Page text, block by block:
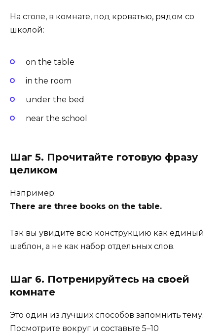
На столе, в комнате, под кроватью, рядом со
школой:
on the table
in the room
under the bed
near the school
Шаг 5. Прочитайте готовую фразу
целиком
Например:
There are three books on the table.
Так вы увидите всю конструкцию как единый
шаблон, а не как набор отдельных слов.
Шаг 6. Потренируйтесь на своей
комнате
Это один из лучших способов запомнить тему.
Посмотрите вокруг и составьте 5–10